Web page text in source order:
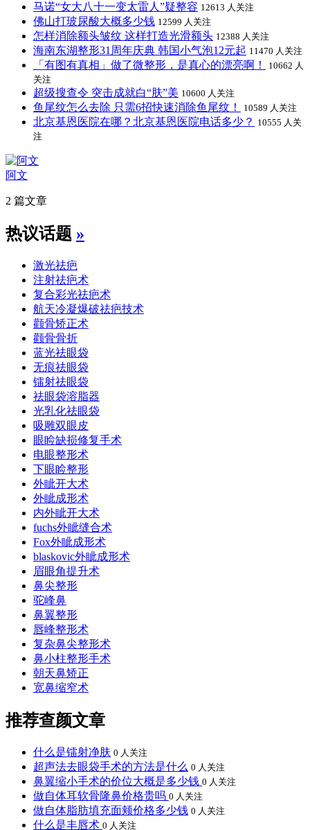
马诺“女大八十一变太雷人”疑整容 12613 人关注
佛山打玻尿酸大概多少钱 12599 人关注
怎样消除额头皱纹 这样打造光滑额头 12388 人关注
海南东湖整形31周年庆典 韩国小气泡12元起 11470 人关注
「有图有真相」做了微整形，是真心的漂亮啊！
10662 人
关注
超级搜查令 突击成就白“肤”美 10600 人关注
鱼尾纹怎么去除 只需6招快速消除鱼尾纹！ 10589 人关注
北京基恩医院在哪？北京基恩医院电话多少？ 10555 人关
注
阿文
2 篇文章
热议话题 »
激光祛疤
注射祛疤术
复合彩光祛疤术
航天冷凝爆破祛疤技术
颧骨矫正术
颧骨骨折
蓝光祛眼袋
无痕祛眼袋
镭射祛眼袋
祛眼袋溶脂器
光乳化祛眼袋
吸雕双眼皮
眼睑缺损修复手术
电眼整形术
下眼睑整形
外眦开大术
外眦成形术
内外眦开大术
fuchs外眦缝合术
Fox外眦成形术
blaskovic外眦成形术
眉眼角提升术
鼻尖整形
驼峰鼻
鼻翼整形
唇峰整形术
复杂鼻尖整形术
鼻小柱整形手术
朝天鼻矫正
宽鼻缩窄术
推荐查颜文章
什么是镭射净肤 0 人关注
超声法去眼袋手术的方法是什么 0 人关注
鼻翼缩小手术的价位大概是多少钱 0 人关注
做自体耳软骨隆鼻价格贵吗 0 人关注
做自体脂肪填充面颊价格多少钱 0 人关注
什么是丰唇术 0 人关注